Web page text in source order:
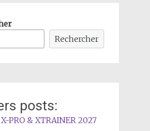
Rechercher
posts:
PRO & XTRAINER 2027